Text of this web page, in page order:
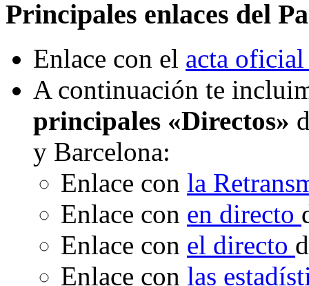
Principales enlaces del
Enlace con el acta
A continuación te
principales «Directos»
y Barcelona:
Enlace con la
Enlace con en directo
Enlace con el directo
Enlace con las